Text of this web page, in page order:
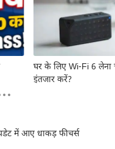
घर के लिए Wi-Fi 6 लेना
इंतजार करें?
में आए धाकड़ फीचर्स